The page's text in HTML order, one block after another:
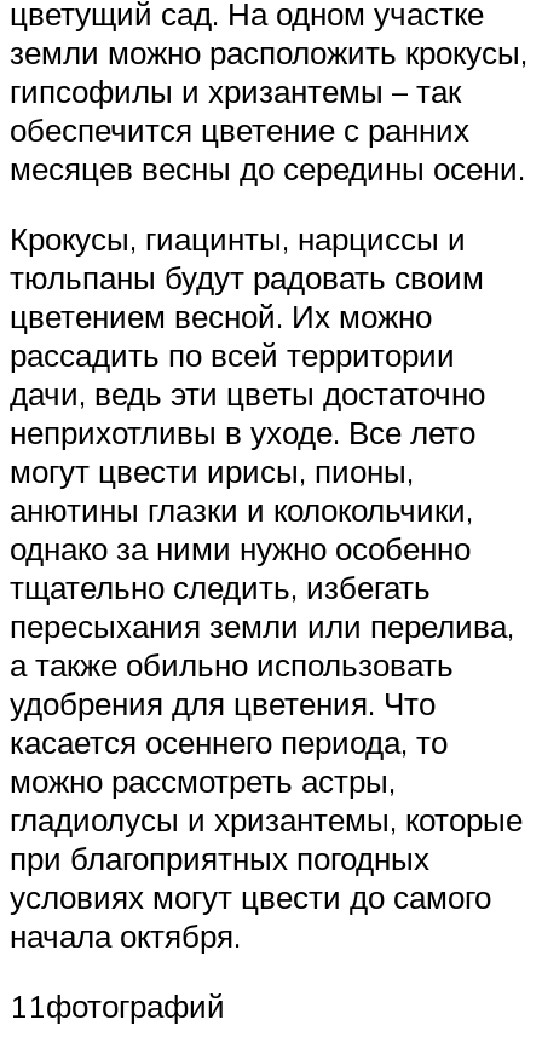
цветущий сад. На одном участке
земли можно расположить крокусы,
гипсофилы и хризантемы – так
обеспечится цветение с ранних
месяцев весны до середины осени.
Крокусы, гиацинты, нарциссы и
тюльпаны будут радовать своим
цветением весной. Их можно
рассадить по всей территории
дачи, ведь эти цветы достаточно
неприхотливы в уходе. Все лето
могут цвести ирисы, пионы,
анютины глазки и колокольчики,
однако за ними нужно особенно
тщательно следить, избегать
пересыхания земли или перелива,
а также обильно использовать
удобрения для цветения. Что
касается осеннего периода, то
можно рассмотреть астры,
гладиолусы и хризантемы, которые
при благоприятных погодных
условиях могут цвести до самого
начала октября.
11фотографий